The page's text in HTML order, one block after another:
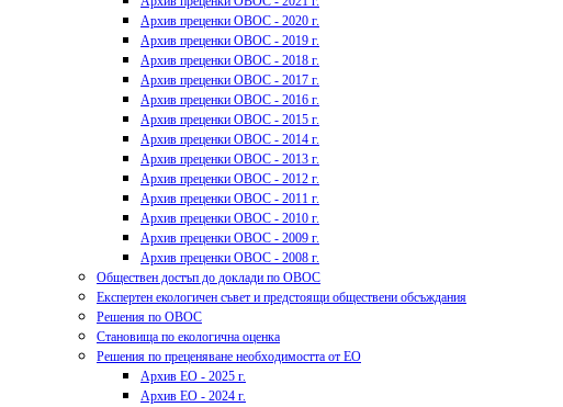
Архив преценки ОВОС - 2020 г.
Архив преценки ОВОС - 2019 г.
Архив преценки ОВОС - 2018 г.
Архив преценки ОВОС - 2017 г.
Архив преценки ОВОС - 2016 г.
Архив преценки ОВОС - 2015 г.
Архив преценки ОВОС - 2014 г.
Архив преценки ОВОС - 2013 г.
Архив преценки ОВОС - 2012 г.
Архив преценки ОВОС - 2011 г.
Архив преценки ОВОС - 2010 г.
Архив преценки ОВОС - 2009 г.
Архив преценки ОВОС - 2008 г.
Обществен достъп до доклади по ОВОС
Експертен екологичен съвет и предстоящи обществени обсъждания
Решения по ОВОС
Становища по екологична оценка
Решения по преценяване необходимостта от ЕО
Архив ЕО - 2025 г.
Архив ЕО - 2024 г.